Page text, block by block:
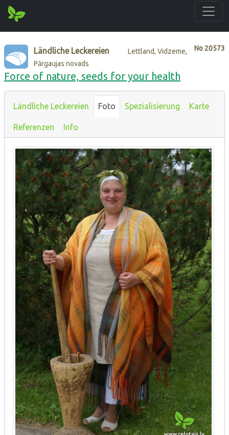
No 20573
Ländliche Leckereien
Lettland, Vidzeme,
Pārgaujas novads
Force of nature, seeds for your health
Ländliche Leckereien Foto Spezialisierung Karte
Referenzen Info